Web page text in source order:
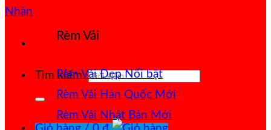
Tìm kiếm:
Rèm Vải
Rèm Vải Đẹp
Rèm Vải Hàn Quốc
Rèm Vải Nhật Bản